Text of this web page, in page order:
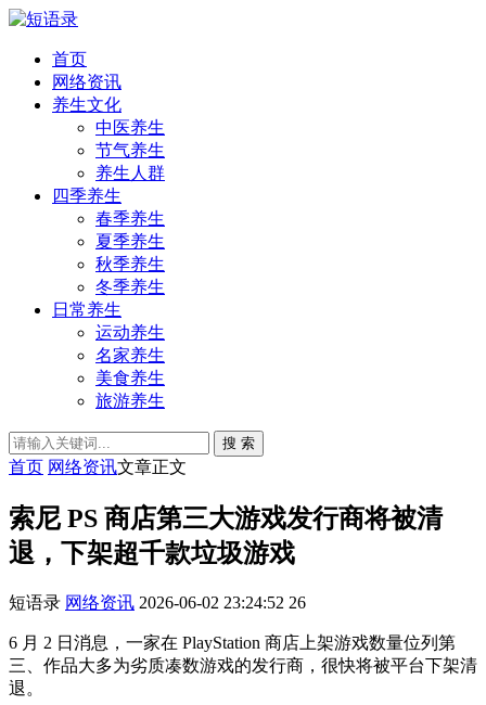
首页
网络资讯
养生文化
中医养生
节气养生
养生人群
四季养生
春季养生
夏季养生
秋季养生
冬季养生
日常养生
运动养生
名家养生
美食养生
旅游养生
搜 索
首页 网络资讯文章正文
索尼 PS 商店第三大游戏发行商将被清
退，下架超千款垃圾游戏
短语录 网络资讯 2026-06-02 23:24:52 26
6 月 2 日消息，一家在 PlayStation 商店上架游戏数量位列第
三、作品大多为劣质凑数游戏的发行商，很快将被平台下架清
退。